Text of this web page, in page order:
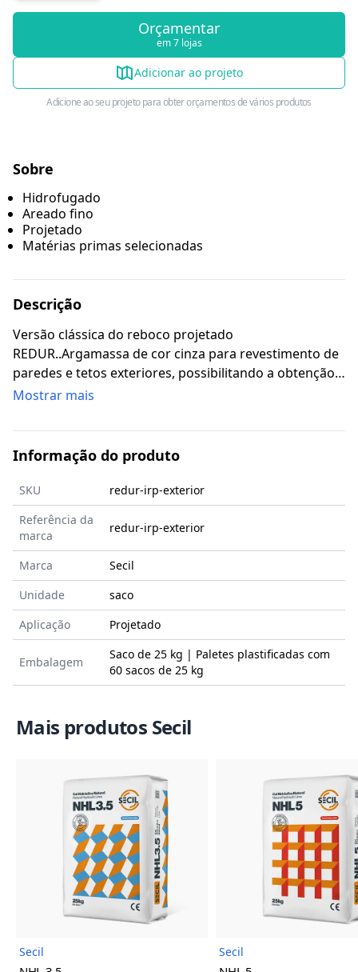
Orçamentar
em 7 lojas
Adicionar ao projeto
Adicione ao seu projeto para obter orçamentos de vários produtos
Sobre
Hidrofugado
Areado fino
Projetado
Matérias primas selecionadas
Descrição
Versão clássica do reboco projetado
REDUR..Argamassa de cor cinza para revestimento de
paredes e tetos exteriores, possibilitando a obtenção
de acabamento direto com textura areada fina.
Mostrar mais
Informação do produto
SKU
redur-irp-exterior
Referência da
marca
redur-irp-exterior
Marca
Secil
Unidade
saco
Aplicação
Projetado
Embalagem
Saco de 25 kg | Paletes plastificadas com
60 sacos de 25 kg
Mais produtos Secil
Imagem do Produto
Secil Secil